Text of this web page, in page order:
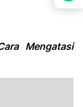
Mengatasi